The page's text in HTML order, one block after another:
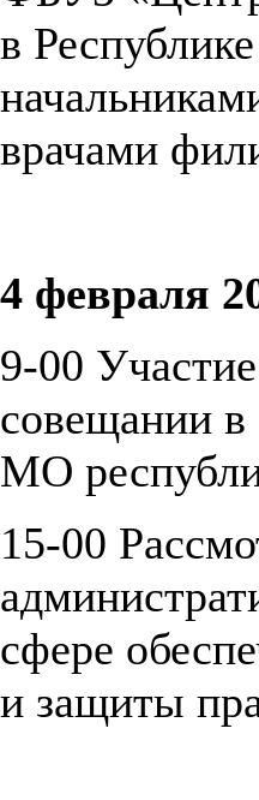
в
врачами
4 февраля
9-00
совещании в
МО
15-00
сфере
и защиты